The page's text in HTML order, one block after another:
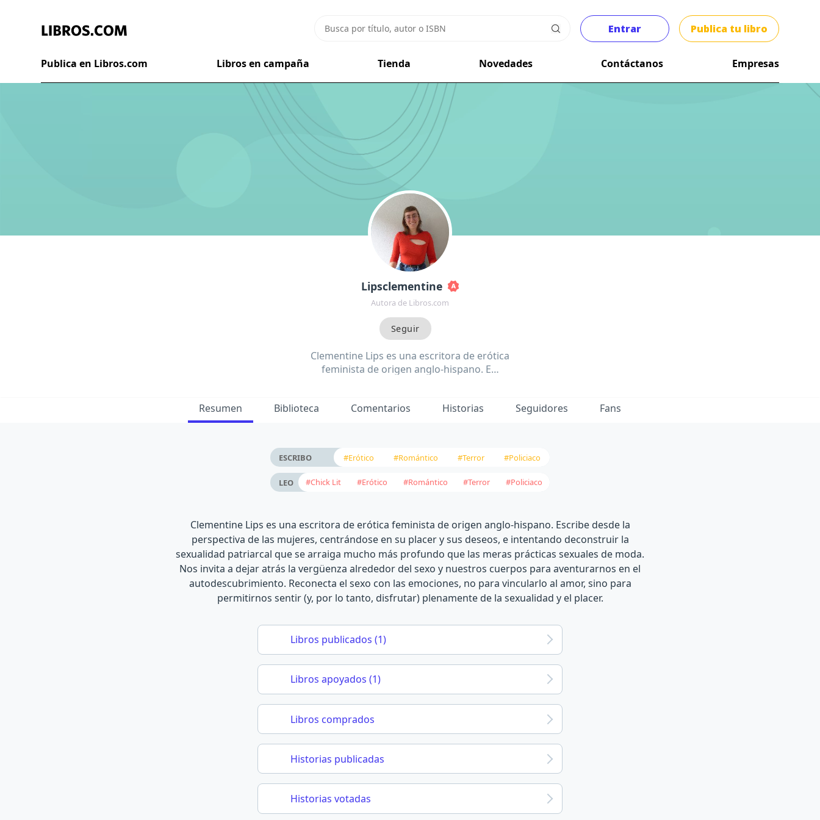
Entrar Publica tu libro
Publica en Libros.com Libros en campaña Tienda Novedades Contáctanos Empresas
Lipsclementine
Autora de Libros.com
Clementine Lips es una escritora de erótica
feminista de origen anglo-hispano. E…
Resumen Biblioteca Comentarios Historias Seguidores Fans
ESCRIBO #Erótico #Romántico #Terror #Policiaco
LEO #Chick Lit #Erótico #Romántico #Terror #Policiaco
Clementine Lips es una escritora de erótica feminista de origen anglo-hispano. Escribe desde la
perspectiva de las mujeres, centrándose en su placer y sus deseos, e intentando deconstruir la
sexualidad patriarcal que se arraiga mucho más profundo que las meras prácticas sexuales de moda.
Nos invita a dejar atrás la vergüenza alrededor del sexo y nuestros cuerpos para aventurarnos en el
autodescubrimiento. Reconecta el sexo con las emociones, no para vincularlo al amor, sino para
permitirnos sentir (y, por lo tanto, disfrutar) plenamente de la sexualidad y el placer.
Libros publicados (1)
Libros apoyados (1)
Libros comprados
Historias publicadas
Historias votadas